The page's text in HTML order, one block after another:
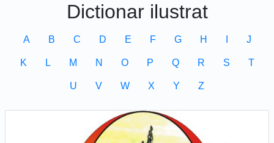
Dictionar ilustrat
A B C D E F G H J
K L M N O P Q R S T
U V W X Y Z